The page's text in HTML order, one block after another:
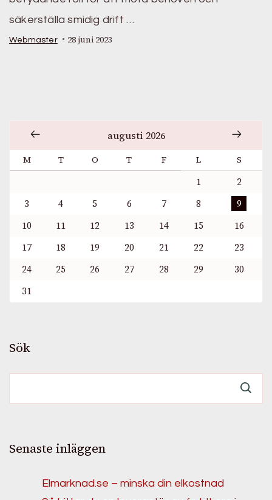
säkerställa smidig drift …
Webmaster 28 juni 2023
augusti 2026
M T O T F L S
1
2
3
4 5 6 7 8
9
10
11 12 13 14 15
16
17
18 19 20 21 22
23
24
25 26 27 28 29
30
31
Sök
Senaste inläggen
Elmarknad.se – minska din elkostnad